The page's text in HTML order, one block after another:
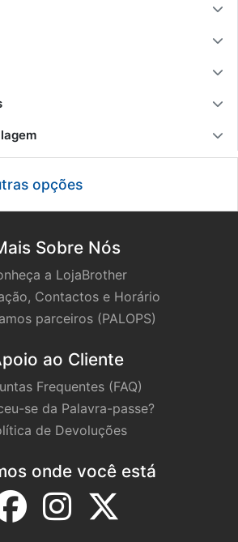
opções
Sobre Nós
a LojaBrother
Contactos e Horário
parceiros (PALOPS)
ao Cliente
Frequentes (FAQ)
se da Palavra-passe?
de Devoluções
onde você está